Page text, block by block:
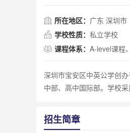
所在地区： 广东 深圳市
学校性质： 私立学校
课程体系： A-level课程
深圳市宝安区中英公学创
中部、高中国际部。学校
招生简章